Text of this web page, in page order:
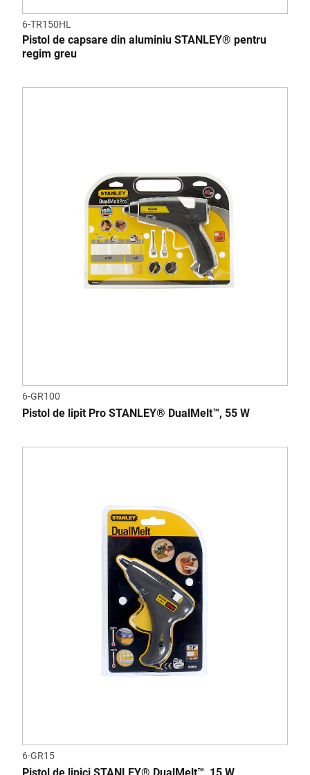
6-TR150HL
Pistol de capsare din aluminiu STANLEY® pentru
regim greu
6-GR100
Pistol de lipit Pro STANLEY® DualMelt™, 55 W
6-GR15